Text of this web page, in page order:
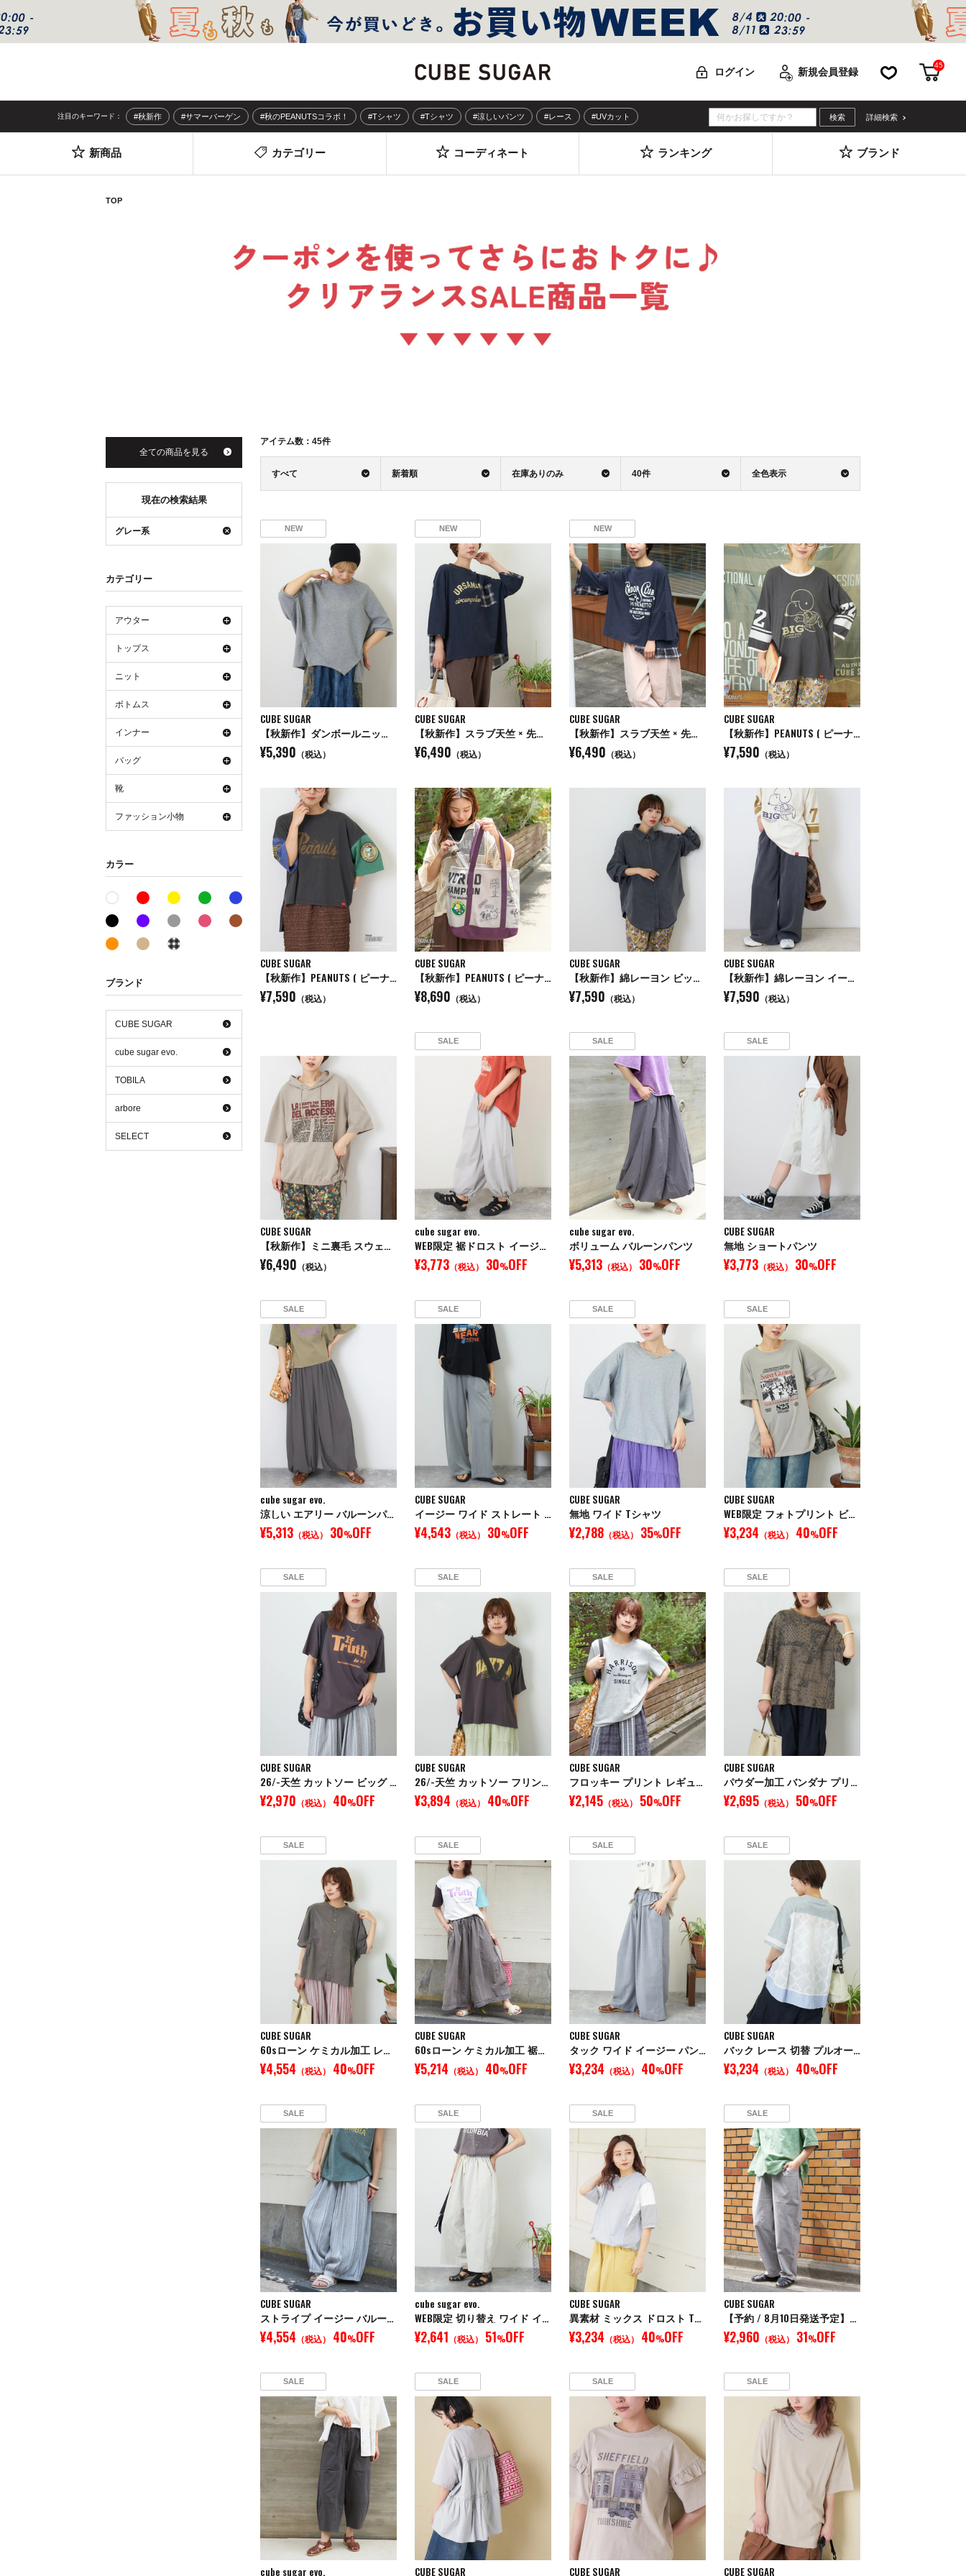
ログイン 新規会員登録 お気に入りカート
45
注目のキーワード： #秋新作 #サマーバーゲン #秋のPEANUTSコラボ！ #Tシャツ #Tシャツ #涼しいパンツ #レース #UVカット 詳細検索
新商品 カテゴリー コーディネート ランキング ブランド
TOP
アイテム数： 45件
すべて 新着順 在庫ありのみ 40件 全色表示
NEW
CUBE SUGAR
【秋新作】ダンボールニット 変形 プルオーバー
¥5,390 （税込）
NEW
CUBE SUGAR
【秋新作】スラブ天竺 × 先染め チェック ポケ付 リメイク風 プルオーバー Tシャツ
¥6,490 （税込）
NEW
CUBE SUGAR
【秋新作】スラブ天竺 × 先染め チェック 裾フリル リメイク風 プルオーバー Tシャツ
¥6,490 （税込）
CUBE SUGAR
【秋新作】PEANUTS ( ピーナッツ ) 32/-スラブ天竺 ライン入り 7分袖 プルオーバー Tシャツ
¥7,590 （税込）
CUBE SUGAR
【秋新作】PEANUTS ( ピーナッツ ) 32/-スラブ天竺 配色 ワイド Tシャツ
¥7,590 （税込）
CUBE SUGAR
【秋新作】PEANUTS ( ピーナッツ ) キャンバス ビッグ トートバッグ
¥8,690 （税込）
CUBE SUGAR
【秋新作】綿レーヨン ビッグシャツ
¥7,590 （税込）
CUBE SUGAR
【秋新作】綿レーヨン イージー ワイドパンツ
¥7,590 （税込）
CUBE SUGAR
【秋新作】ミニ裏毛 スウェット 5分袖 プルオーバーパーカー
¥6,490 （税込）
SALE
cube sugar evo.
WEB限定 裾ドロスト イージーパンツ
¥3,773 （税込） 30%OFF
SALE
cube sugar evo.
ボリューム バルーンパンツ
¥5,313 （税込） 30%OFF
SALE
CUBE SUGAR
無地 ショートパンツ
¥3,773 （税込） 30%OFF
SALE
cube sugar evo.
涼しい エアリー バルーンパンツ
¥5,313 （税込） 30%OFF
SALE
CUBE SUGAR
イージー ワイド ストレート パンツ
¥4,543 （税込） 30%OFF
SALE
CUBE SUGAR
無地 ワイド Tシャツ
¥2,788 （税込） 35%OFF
SALE
CUBE SUGAR
WEB限定 フォトプリント ビッグ Tシャツ
¥3,234 （税込） 40%OFF
SALE
CUBE SUGAR
26/-天竺 カットソー ビッグ ロゴ Tシャツ
¥2,970 （税込） 40%OFF
SALE
CUBE SUGAR
26/-天竺 カットソー フリンジ付 ヤッコ Tシャツ
¥3,894 （税込） 40%OFF
SALE
CUBE SUGAR
フロッキー プリント レギュラー Tシャツ
¥2,145 （税込） 50%OFF
SALE
CUBE SUGAR
パウダー加工 バンダナ プリント ワイド Tシャツ
¥2,695 （税込） 50%OFF
SALE
CUBE SUGAR
60sローン ケミカル加工 レース 切替 ドルマン シャツ
¥4,554 （税込） 40%OFF
SALE
CUBE SUGAR
60sローン ケミカル加工 裾レース 切替 ギャザー パンツ
¥5,214 （税込） 40%OFF
SALE
CUBE SUGAR
タック ワイド イージー パンツ
¥3,234 （税込） 40%OFF
SALE
CUBE SUGAR
バック レース 切替 プルオーバー Tシャツ
¥3,234 （税込） 40%OFF
SALE
CUBE SUGAR
ストライプ イージー バルーンパンツ
¥4,554 （税込） 40%OFF
SALE
cube sugar evo.
WEB限定 切り替え ワイド イージーパンツ
¥2,641 （税込） 51%OFF
SALE
CUBE SUGAR
異素材 ミックス ドロスト Tシャツ
¥3,234 （税込） 40%OFF
SALE
CUBE SUGAR
【予約 / 8月10日発送予定】【再入荷】ストレッチ ツイル イージー ベイカーパンツ
¥2,960 （税込） 31%OFF
SALE
cube sugar evo.
SALE
CUBE SUGAR
SALE
CUBE SUGAR
SALE
CUBE SUGAR
全ての商品を見る
現在の検索結果
グレー系
カテゴリー
アウター
トップス
ニット
ボトムス
インナー
バッグ
靴
ファッション小物
カラー
ホワイト系レッド系 イエロー系グリーン系
ブラック系パープル系グレー系 ピンク系 ブラウン系
オレンジ系ベージュ系
ブランド
CUBE SUGAR
cube sugar evo.
TOBILA
arbore
SELECT